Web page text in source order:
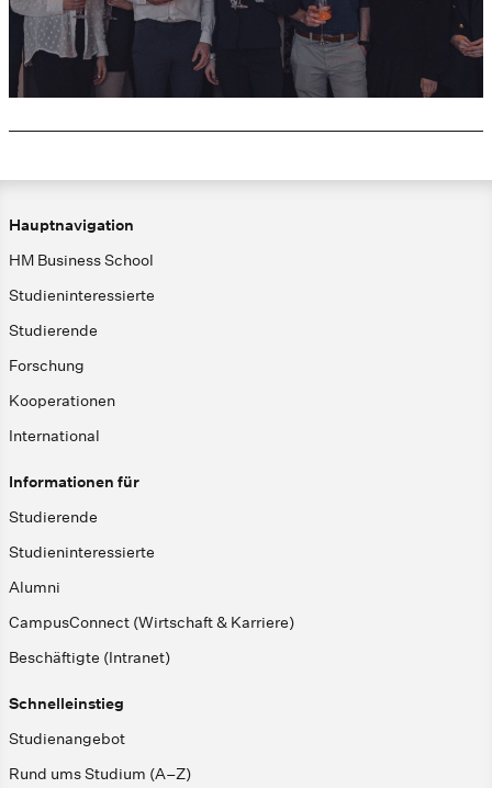
Hauptnavigation
HM Business School
Studieninteressierte
Studierende
Forschung
Kooperationen
International
Informationen für
Studierende
Studieninteressierte
Alumni
CampusConnect (Wirtschaft & Karriere)
Beschäftigte (Intranet)
Schnelleinstieg
Studienangebot
Rund ums Studium (A–Z)